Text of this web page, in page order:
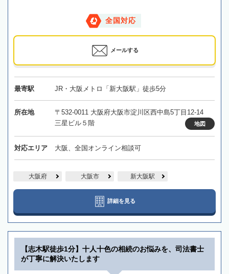
全国対応
メールする
最寄駅 JR・大阪メトロ「新大阪駅」徒歩5分
所在地
〒532-0011 大阪府大阪市淀川区西中島5丁目12-14
三星ビル５階
地図
対応エリア 大阪、全国オンライン相談可
大阪府 大阪市 新大阪駅
詳細を見る
【志木駅徒歩1分】十人十色の相続のお悩みを、司法書士
が丁寧に解決いたします